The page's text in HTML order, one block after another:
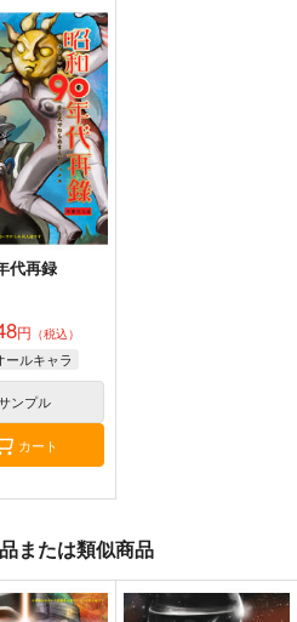
けの８兄弟
円（税込）
ローマン
ンプル
代再録
円 （税込）
ールキャラ
ンプル
カート
または類似商品